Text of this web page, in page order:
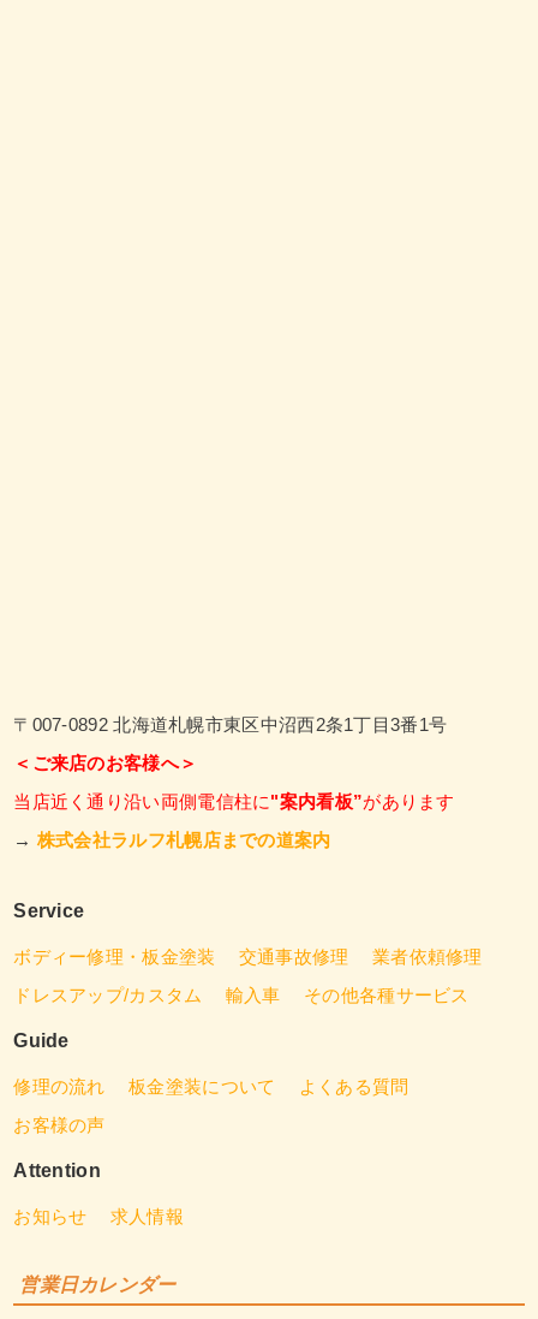
〒007-0892 北海道札幌市東区中沼西2条1丁目3番1号
＜ご来店のお客様へ＞
当店近く通り沿い両側電信柱に"案内看板”があります
→ 株式会社ラルフ札幌店までの道案内
Service
ボディー修理・板金塗装 交通事故修理
業者依頼修理
ドレスアップ/カスタム
輸入車 その他各種サービス
Guide
修理の流れ 板金塗装について
よくある質問
お客様の声
Attention
お知らせ 求人情報
営業日カレンダー